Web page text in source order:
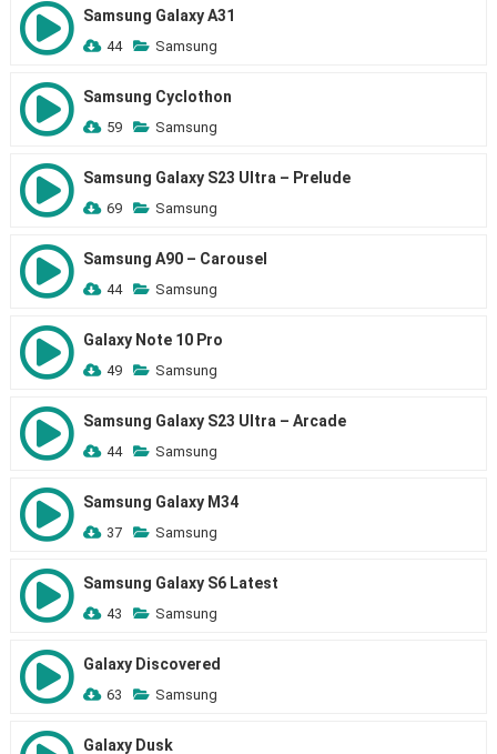
Samsung Galaxy A31
44 Samsung
Samsung Cyclothon
59 Samsung
Samsung Galaxy S23 Ultra – Prelude
69 Samsung
Samsung A90 – Carousel
44 Samsung
Galaxy Note 10 Pro
49 Samsung
Samsung Galaxy S23 Ultra – Arcade
44 Samsung
Samsung Galaxy M34
37 Samsung
Samsung Galaxy S6 Latest
43 Samsung
Galaxy Discovered
63 Samsung
Galaxy Dusk